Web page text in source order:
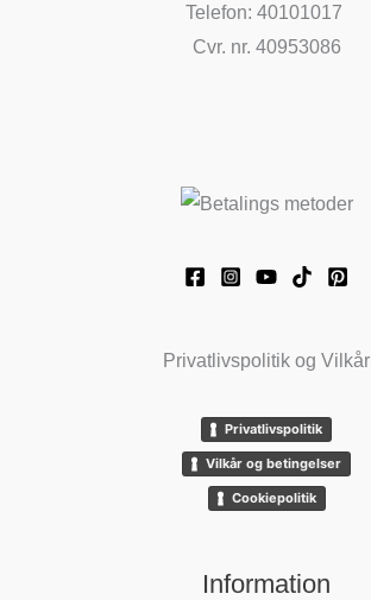
Telefon: 40101017
Cvr. nr. 40953086
Privatlivspolitik og Vilkår
Privatlivspolitik
Vilkår og betingelser
Cookiepolitik
Information